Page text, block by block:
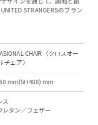
STRANGERSのブラン
CHAIR（クロスオー
ェア）
mm(SH480) mm
ス
タン／フェザー